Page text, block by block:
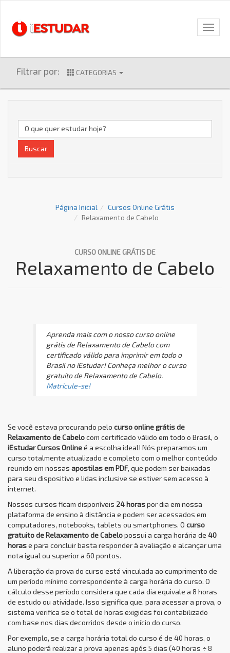
Filtrar por: CATEGORIAS
Buscar
Página Inicial
Cursos Online Grátis
Relaxamento de Cabelo
CURSO ONLINE GRÁTIS DE
Relaxamento de Cabelo
Aprenda mais com o nosso curso online
grátis de Relaxamento de Cabelo com
certificado válido para imprimir em todo o
Brasil no iEstudar! Conheça melhor o curso
gratuito de Relaxamento de Cabelo.
Matricule-se!
Se você estava procurando pelo curso online grátis de
Relaxamento de Cabelocom certificado válido em todo o Brasil, o
iEstudar Cursos Onlineé a escolha ideal! Nós preparamos um
curso totalmente atualizado e completo com o melhor conteúdo
reunido em nossas apostilas em PDF, que podem ser baixadas
para seu dispositivo e lidas inclusive se estiver sem acesso à
internet.
Nossos cursos ficam disponíveis 24 horaspor dia em nossa
plataforma de ensino à distância e podem ser acessados em
computadores, notebooks, tablets ou smartphones. O curso
gratuito de Relaxamento de Cabelopossui a carga horária de 40
horase para concluir basta responder à avaliação e alcançar uma
nota igual ou superior a 60 pontos.
A liberação da prova do curso está vinculada ao cumprimento de
um período mínimo correspondente à carga horária do curso. O
cálculo desse período considera que cada dia equivale a 8 horas
de estudo ou atividade. Isso significa que, para acessar a prova, o
sistema verifica se o total de horas exigidas foi contabilizado
com base nos dias decorridos desde o início do curso.
Por exemplo, se a carga horária total do curso é de 40 horas, o
aluno poderá realizar a prova apenas após 5 dias (40 horas ÷ 8